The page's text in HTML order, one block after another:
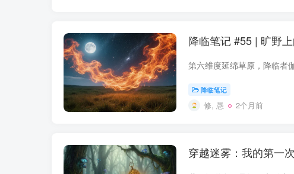
降临笔记 #55 | 旷野
降临笔记
修, 愚 2个月前
穿越迷雾：我的第一